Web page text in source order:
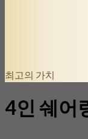
최고의 가치
4인 쉐어